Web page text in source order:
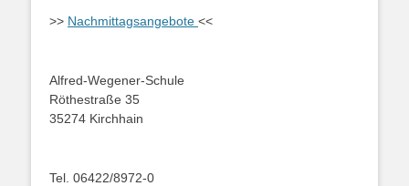
>> Nachmittagsangebote <<
Alfred-Wegener-Schule
Röthestraße 35
35274 Kirchhain
Tel. 06422/8972-0